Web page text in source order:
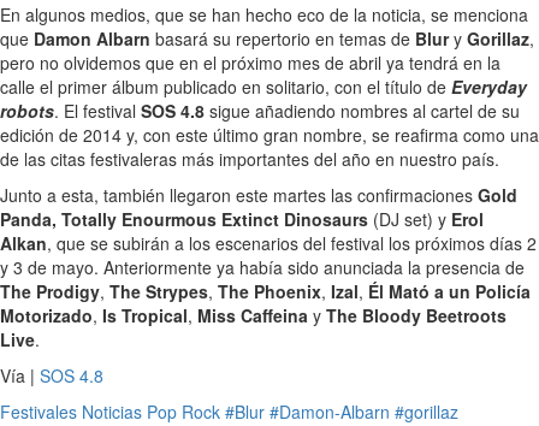
En algunos medios, que se han hecho eco de la noticia, se menciona
que Damon Albarn basará su repertorio en temas de Blury Gorillaz,
pero no olvidemos que en el próximo mes de abril ya tendrá en la
calle el primer álbum publicado en solitario, con el título de Everyday
robots. El festival SOS 4.8 sigue añadiendo nombres al cartel de su
edición de 2014 y, con este último gran nombre, se reafirma como una
de las citas festivaleras más importantes del año en nuestro país.
Junto a esta, también llegaron este martes las confirmaciones Gold
Panda, Totally Enourmous Extinct Dinosaurs (DJ set) y Erol
Alkan, que se subirán a los escenarios del festival los próximos días 2
y 3 de mayo. Anteriormente ya había sido anunciada la presencia de
The Prodigy, The Strypes, The Phoenix, Izal, Él Mató a un Policía
Motorizado, Is Tropical, Miss Caffeina y The Bloody Beetroots
Live.
Vía | SOS 4.8
Festivales Noticias Pop Rock #Blur #Damon-Albarn #gorillaz